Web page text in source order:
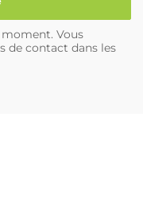
Vous
de contact dans les